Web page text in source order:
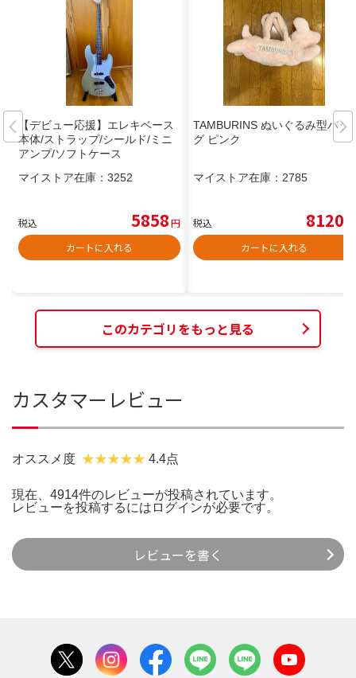
【デビュー応援】エレキベース
本体/ストラップ/シールド/ミニ
アンプ/ソフトケース
マイストア在庫： 3252
税込 5858円
カートに入れる
TAMBURINS ぬいぐるみ型バッ
グ ピンク
マイストア在庫： 2785
税込 8120
カートに入れる
このカテゴリをもっと見る
カスタマーレビュー
オススメ度 4.4点
現在、4914件のレビューが投稿されています。
レビューを投稿するには ログインが必要です。
レビューを書く